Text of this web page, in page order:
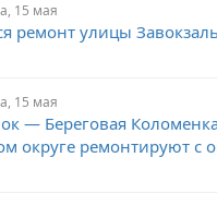
15 мая
ремонт улицы
15 мая
— Береговая
округе ремонтируют с